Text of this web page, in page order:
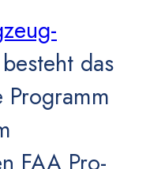
besteht das